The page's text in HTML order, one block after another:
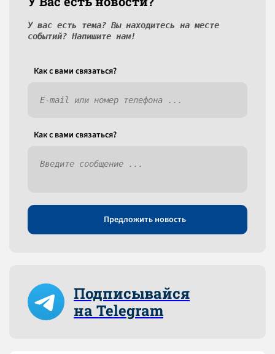
У вас есть тема? Вы находитесь на месте
событий? Напишите нам!
Как c вами связаться?
Как c вами связаться?
Предложить новость
Подписывайся
на Telegram